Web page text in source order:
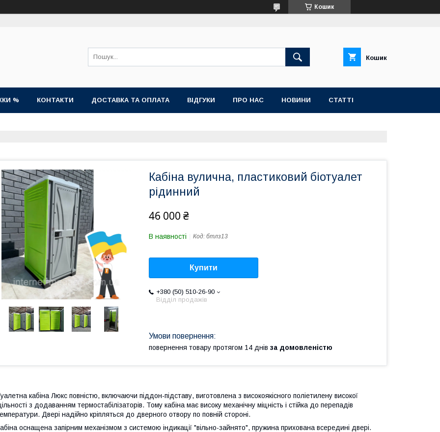
Кошик
Кошик
% КОНТАКТИ ДОСТАВКА ТА ОПЛАТА ВІДГУКИ ПРО НАС НОВИНИ СТАТТІ
Кабіна вулична, пластиковий біотуалет
рідинний
46 000 ₴
В наявності Код: бтлз13
Купити
+380 (50) 510-26-90
Відділ продажів
повернення товару протягом 14 днів за домовленістю
кабіна Люкс повністю, включаючи піддон-підставу, виготовлена з високоякісного поліетилену високої
з додаванням термостабілізаторів. Тому кабіна має високу механічну міцність і стійка до перепадів
Двері надійно кріпляться до дверного отвору по повній стороні.
оснащена запірним механізмом з системою індикації "вільно-зайнято", пружина прихована всередині двері.